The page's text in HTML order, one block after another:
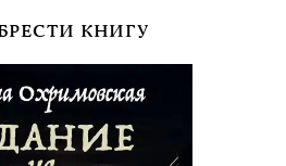
КНИГУ